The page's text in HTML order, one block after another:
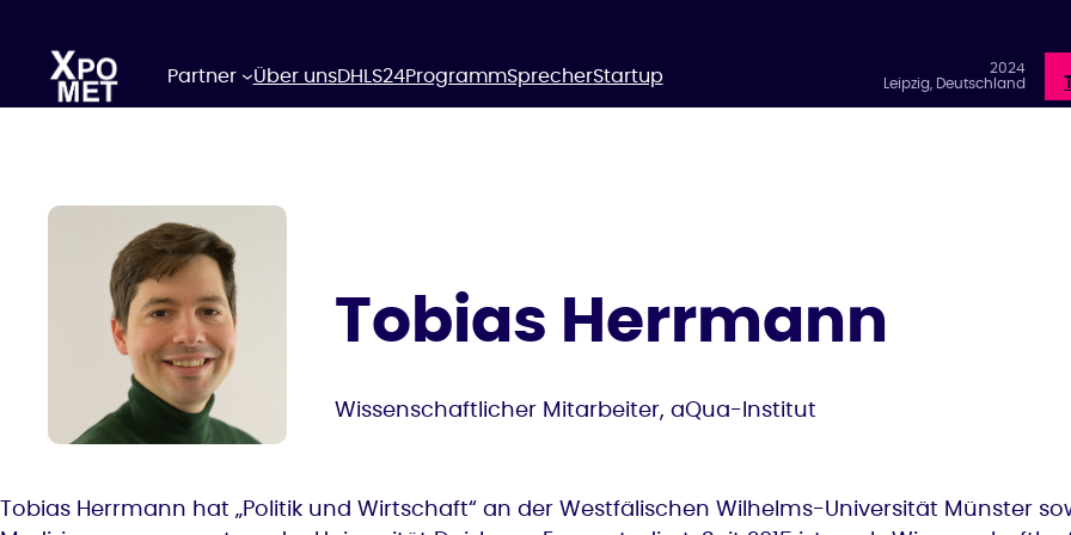
Inhalt
springen
Partner Über unsDHLS24ProgrammSprecherStartup
2024
Leipzig, Deutschland
Tobias Herrmann
Wissenschaftlicher Mitarbeiter, aQua-Institut
Tobias Herrmann hat „Politik und Wirtschaft“ an der Westfälischen Wilhelms-Universität Münster